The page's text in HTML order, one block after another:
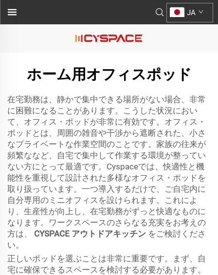
JA
ホーム用オフィスポッド
在宅勤務は、静かで集中できる場所がない場合、非常
に困難になることがあります。こうした状況におい
て、オフィス・ポッドが非常に有効です。オフィス・
ポッドとは、周囲の雑音や干渉から遮断された、小さ
なプライベートな作業空間のことです。家族の往来が
頻繁ななど、自宅で集中して作業する環境が整ってい
ない方にとって最適です。Cyspaceでは、快適性と機
能性を重視して設計された多様なオフィス・ポッドを
取り扱っています。一つ導入するだけで、ご自宅内に
自分専用のミニオフィスを設けられます。これによ
り、生産性が向上し、在宅勤務がずっと快適なものに
なります。ワークスペースのさらなる充実をお考えの
方は、 CYSPACE アウトドアキッチン をご検討くださ
い。
正しいポッドを選ぶことは非常に重要です。まず、自
宅に確保できるスペースを検討する必要があります。